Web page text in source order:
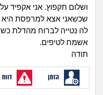
ושלום תקפוץ. אני אקפיד
שכשאני אצא למרפסת היא
לה נטייה לברוח מהדלת
אשמח לטיפים.
תודה
הזמן דווח